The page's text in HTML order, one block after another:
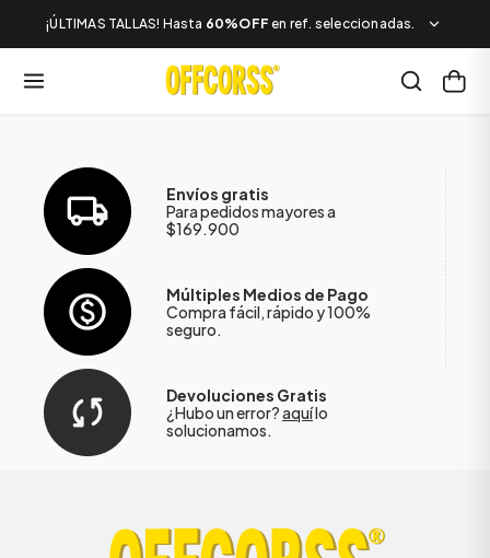
¡ÚLTIMAS TALLAS! Hasta 60%OFF en ref. seleccionadas.
Envíos gratis
Para pedidos mayores a
$169.900
Múltiples Medios de Pago
Compra fácil, rápido y 100%
seguro.
Devoluciones Gratis
¿Hubo un error?aquílo
solucionamos.